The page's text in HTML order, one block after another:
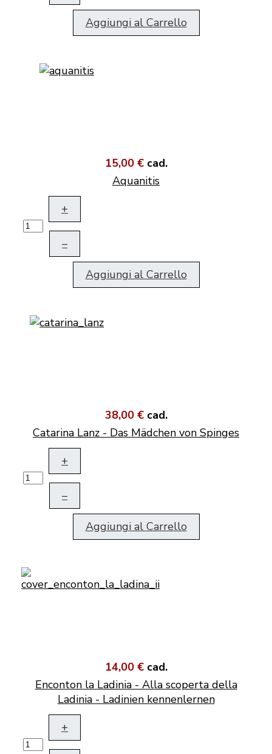
Aggiungi al Carrello
15,00 € cad.
Aquanitis
+
–
Aggiungi al Carrello
38,00 € cad.
Catarina Lanz - Das Mädchen von Spinges
+
–
Aggiungi al Carrello
14,00 € cad.
Enconton la Ladinia - Alla scoperta della
Ladinia - Ladinien kennenlernen
+